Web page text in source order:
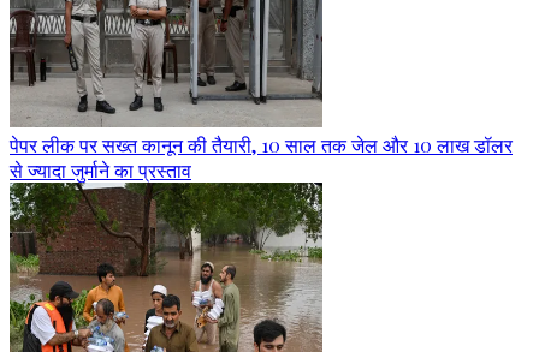
पेपर लीक पर सख्त कानून की तैयारी, 10 साल तक जेल और 10 लाख डॉलर
से ज्यादा जुर्माने का प्रस्ताव